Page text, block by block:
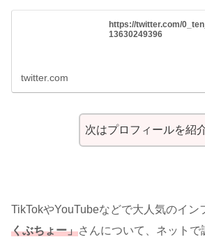
https://twitter.com/
13630249396
twitter.com
次はプロフィールを紹
TikTokやYouTubeなどで大人気のイン
くぶちょー」さんについて、ネットで